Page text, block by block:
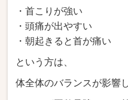
・首こりが強い
・頭痛が出やすい
・朝起きると首が痛い
という方は、
体全体のバランスが影響